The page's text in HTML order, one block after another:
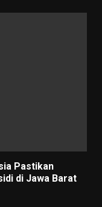
Pastikan
di Jawa Barat